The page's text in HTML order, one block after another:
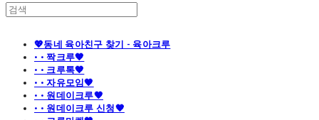
💖동네 육아친구 찾기 - 육아크루
· · 짝크루🧡
· · 크루톡🧡
· · 자유모임🧡
· · 원데이크루🧡
· · 원데이크루 신청🧡